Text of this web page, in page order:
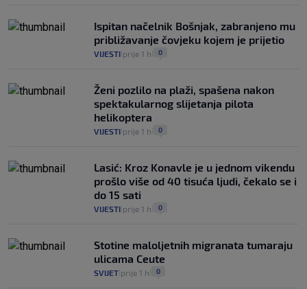
Ispitan načelnik Bošnjak, zabranjeno mu
približavanje čovjeku kojem je prijetio
VIJESTI prije 1 h 0
Ženi pozlilo na plaži, spašena nakon
spektakularnog slijetanja pilota
helikoptera
VIJESTI prije 1 h 0
Lasić: Kroz Konavle je u jednom vikendu
prošlo više od 40 tisuća ljudi, čekalo se i
do 15 sati
VIJESTI prije 1 h 0
Stotine maloljetnih migranata tumaraju
ulicama Ceute
SVIJET prije 1 h 0